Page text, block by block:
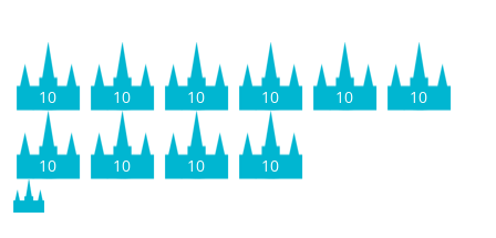
10 10 10 10 10 10
10 10 10 10